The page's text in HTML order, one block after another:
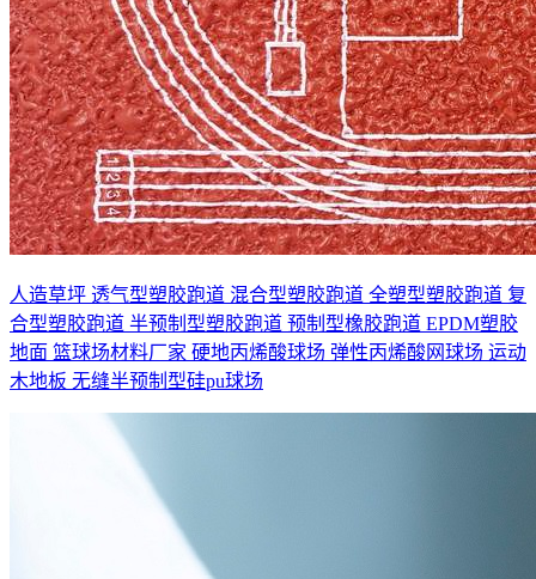
人造草坪 透气型塑胶跑道 混合型塑胶跑道 全塑型塑胶跑道 复
合型塑胶跑道 半预制型塑胶跑道 预制型橡胶跑道 EPDM塑胶
地面 篮球场材料厂家 硬地丙烯酸球场 弹性丙烯酸网球场 运动
木地板 无缝半预制型硅pu球场